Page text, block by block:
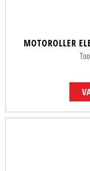
MOTOROLLER